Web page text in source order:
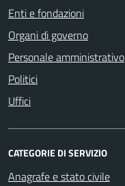
Enti e fondazioni
Organi di governo
Personale amministrativo
Politici
Uffici
CATEGORIE DI SERVIZIO
Anagrafe e stato civile